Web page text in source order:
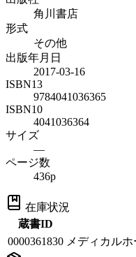
角川書店
形式
その他
出版年月日
2017-03-16
ISBN13
9784041036365
ISBN10
4041036364
サイズ
—
ページ数
436p
在庫状況
蔵書ID
0000361830 メディカル